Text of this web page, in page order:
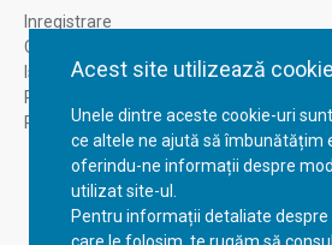
Acest site utilizează
Unele dintre aceste cookie-uri
ce altele ne ajută să îmbunătățim
oferindu-ne informații despre
utilizat site-ul.
Pentru informații detaliate despre
Inregistrare
Contul meu
Istoric comenzi
Recuperare parola
Returnare produs